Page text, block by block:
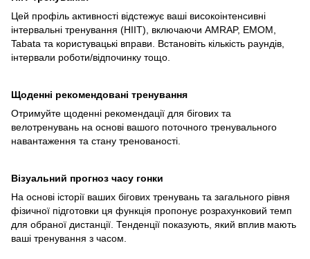
Цей профіль активності відстежує ваші високоінтенсивні
інтервальні тренування (HIIT), включаючи AMRAP, EMOM,
Tabata та користувацькі вправи. Встановіть кількість раундів,
інтервали роботи/відпочинку тощо.
Щоденні рекомендовані тренування
Отримуйте щоденні рекомендації для бігових та
велотренувань на основі вашого поточного тренувального
навантаження та стану тренованості.
Візуальний прогноз часу гонки
На основі історії ваших бігових тренувань та загального рівня
фізичної підготовки ця функція пропонує розрахунковий темп
для обраної дистанції. Тенденції показують, який вплив мають
ваші тренування з часом.